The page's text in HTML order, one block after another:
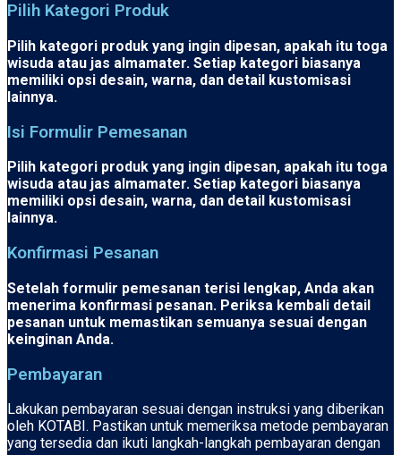
Pilih Kategori Produk
Pilih kategori produk yang ingin dipesan, apakah itu toga
wisuda atau jas almamater. Setiap kategori biasanya
memiliki opsi desain, warna, dan detail kustomisasi
lainnya.
Isi Formulir Pemesanan
Pilih kategori produk yang ingin dipesan, apakah itu toga
wisuda atau jas almamater. Setiap kategori biasanya
memiliki opsi desain, warna, dan detail kustomisasi
lainnya.
Konfirmasi Pesanan
Setelah formulir pemesanan terisi lengkap, Anda akan
menerima konfirmasi pesanan. Periksa kembali detail
pesanan untuk memastikan semuanya sesuai dengan
keinginan Anda.
Pembayaran
Lakukan pembayaran sesuai dengan instruksi yang diberikan
oleh KOTABI. Pastikan untuk memeriksa metode pembayaran
yang tersedia dan ikuti langkah-langkah pembayaran dengan